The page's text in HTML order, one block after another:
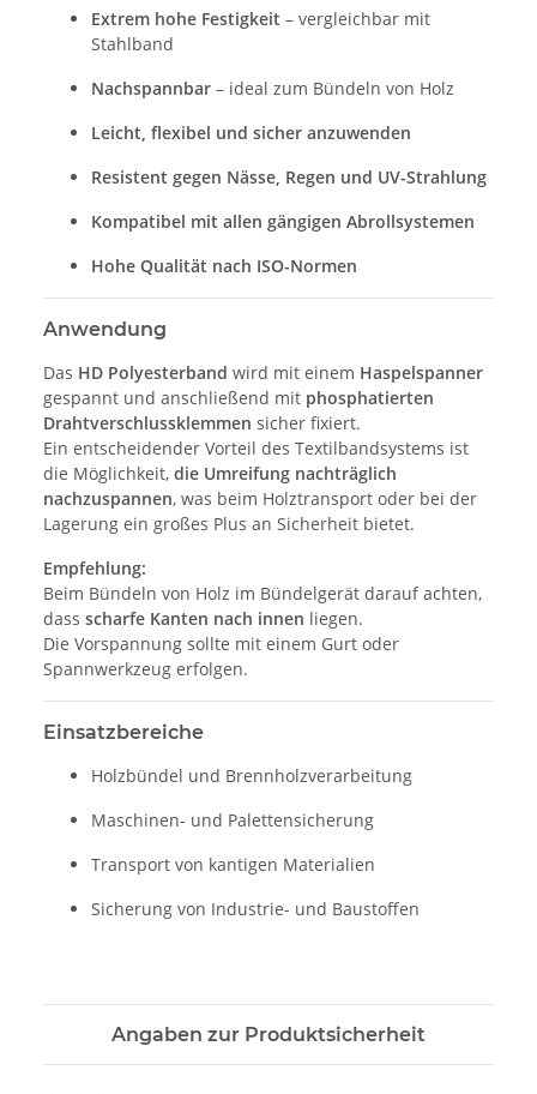
Extrem hohe Festigkeit – vergleichbar mit
Stahlband
Nachspannbar – ideal zum Bündeln von Holz
Leicht, flexibel und sicher anzuwenden
Resistent gegen Nässe, Regen und UV-Strahlung
Kompatibel mit allen gängigen Abrollsystemen
Hohe Qualität nach ISO-Normen
Anwendung
Das HD Polyesterband wird mit einem Haspelspanner
gespannt und anschließend mit phosphatierten
Drahtverschlussklemmen sicher fixiert.
Ein entscheidender Vorteil des Textilbandsystems ist
die Möglichkeit, die Umreifung nachträglich
nachzuspannen, was beim Holztransport oder bei der
Lagerung ein großes Plus an Sicherheit bietet.
Empfehlung:
Beim Bündeln von Holz im Bündelgerät darauf achten,
dass scharfe Kanten nach innen liegen.
Die Vorspannung sollte mit einem Gurt oder
Spannwerkzeug erfolgen.
Einsatzbereiche
Holzbündel und Brennholzverarbeitung
Maschinen- und Palettensicherung
Transport von kantigen Materialien
Sicherung von Industrie- und Baustoffen
Angaben zur Produktsicherheit